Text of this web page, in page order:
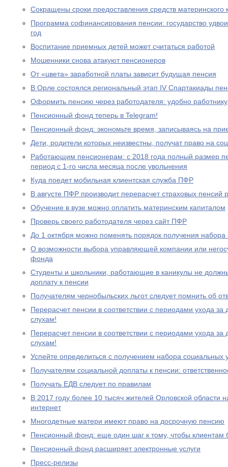
Сокращены сроки предоставления средств материнского
Программа софинансирования пенсии: государство
год
Воспитание приемных детей может считаться работой
Мошенники снова атакуют пенсионеров
От «цвета» заработной платы зависит будущая пенсия
В Орле состоялся региональный этап IV Спартакиады
Оформить пенсию через работодателя: удобно
Пенсионный фонд теперь в Telegram!
Пенсионный фонд: экономьте время, записываясь на
Дети, родители которых неизвестны, получат право на
Работающим пенсионерам: с 2018 года полный размер
период с 1-го числа месяца после увольнения
Куда поедет мобильная клиентская служба ПФР
В августе ПФР производит перерасчет страховых
Обучение в вузе можно оплатить материнским капиталом
Проверь своего работодателя через сайт ПФР
До 1 октября можно поменять порядок получения набора
О возможности выбора управляющей компании или
фонда
Студенты и школьники, работающие в каникулы не
доплату к пенсии
Получателям чернобыльских льгот следует помнить об
Перерасчет пенсии в соответствии с периодами ухода за
слухам!
Перерасчет пенсии в соответствии с периодами ухода за
слухам!
Успейте определиться с получением набора социальных
Получателям социальной доплаты к пенсии:
Получать ЕДВ следует по правилам
В 2017 году более 10 тысяч жителей Орловской области
интернет
Многодетные матери имеют право на досрочную пенсию
Пенсионный фонд: еще один шаг к тому, чтобы клиентам
Пенсионный фонд расширяет электронные услуги
Пресс-релизы